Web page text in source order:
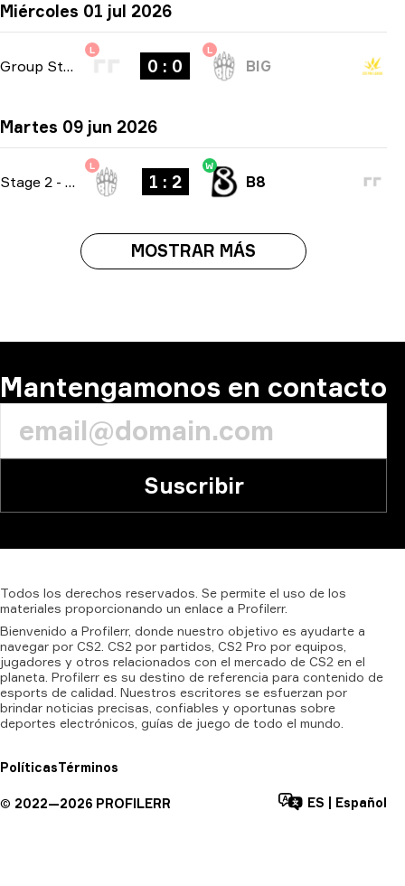
Miércoles 01 jul 2026
Group Stage
L
0 : 0
L
BIG
Martes 09 jun 2026
Stage 2 - bo3
L
1 : 2
W
B8
MOSTRAR MÁS
Mantengamonos en contacto
Suscribir
Todos los derechos reservados. Se permite el uso de los
materiales proporcionando un enlace a Profilerr.
Bienvenido a Profilerr, donde nuestro objetivo es ayudarte a
navegar por CS2. CS2 por partidos, CS2 Pro por equipos,
jugadores y otros relacionados con el mercado de CS2 en el
planeta. Profilerr es su destino de referencia para contenido de
esports de calidad. Nuestros escritores se esfuerzan por
brindar noticias precisas, confiables y oportunas sobre
deportes electrónicos, guías de juego de todo el mundo.
PolíticasTérminos
© 2022—2026 PROFILERR ES Español